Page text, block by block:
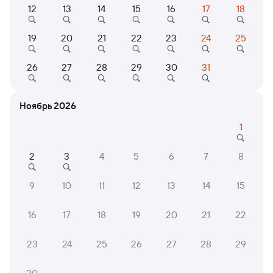
Выберите дату
Найдём билет на поезд за вас
Даже если сейчас нет мест
Искать билеты
Путешественникам нравятся эти варианты
Marins Новосибирск
12 13 14 15 16 17 18
19 20 21 22 23 24 25
26 27 28 29 30 31
Ноябрь 2026
1
2 3 4 5 6 7 8
9 10 11 12 13 14 15
16 17 18 19 20 21 22
23 24 25 26 27 28 29